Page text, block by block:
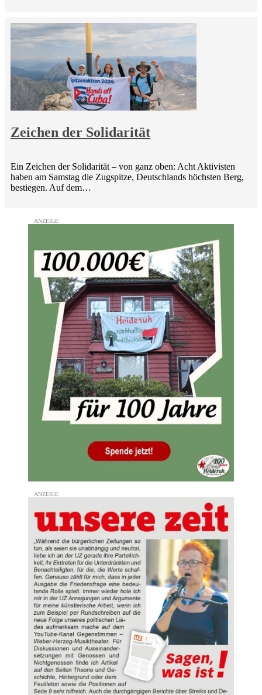
Zeichen der Solidarität
Ein Zeichen der Solidarität – von ganz oben: Acht Aktivisten
haben am Samstag die Zugspitze, Deutschlands höchsten Berg,
bestiegen. Auf dem…